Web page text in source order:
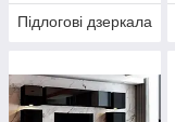
Підлогові дзеркала